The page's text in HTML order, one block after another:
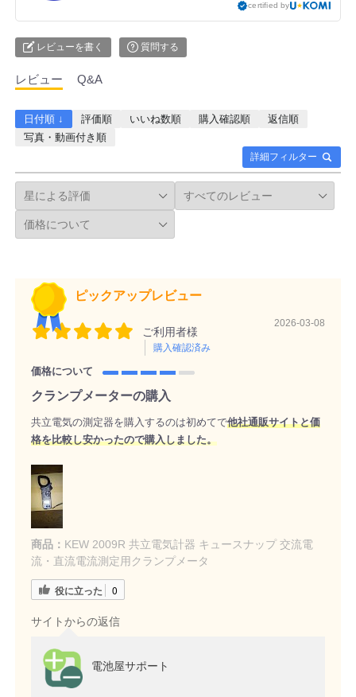
certified by
レビューを書く 質問する
レビュー Q&A
詳細フィルター
日付順 ↓ 評価順 いいね数順 購入確認順
返信順
写真・動画付き順
ピックアップレビュー
ご利用者様
購入確認済み
2026-03-08
価格について
クランプメーターの購入
共立電気の測定器を購入するのは初めてで他社通販サイトと価
格を比較し安かったので購入しました。
商品： KEW 2009R 共立電気計器 キュースナップ 交流電
流・直流電流測定用クランプメータ
役に立った 0
サイトからの返信
電池屋サポート